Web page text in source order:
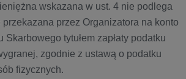
wskazana w ust. 4 nie podlega
przekazana przez Organizatora na konto
Skarbowego tytułem zapłaty podatku
zgodnie z ustawą o podatku
fizycznych.